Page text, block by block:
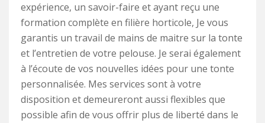
expérience, un savoir-faire et ayant reçu une
formation complète en filière horticole, Je vous
garantis un travail de mains de maitre sur la tonte
et l’entretien de votre pelouse. Je serai également
à l’écoute de vos nouvelles idées pour une tonte
personnalisée. Mes services sont à votre
disposition et demeureront aussi flexibles que
possible afin de vous offrir plus de liberté dans le